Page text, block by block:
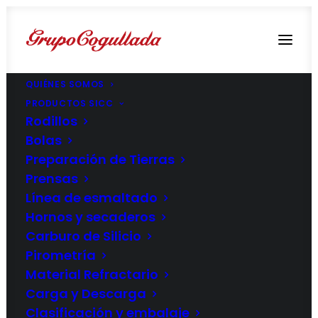
QUIÉNES SOMOS
PRODUCTOS SICC
Rodillos
Bolas
Preparación de Tierras
Prensas
Línea de esmaltado
Hornos y secaderos
Carburo de Silicio
Pirometría
Material Refractario
Carga y Descarga
Clasificación y embalaje